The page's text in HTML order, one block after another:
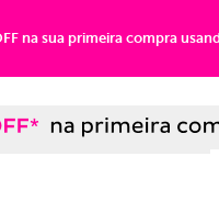
na sua primeira compra